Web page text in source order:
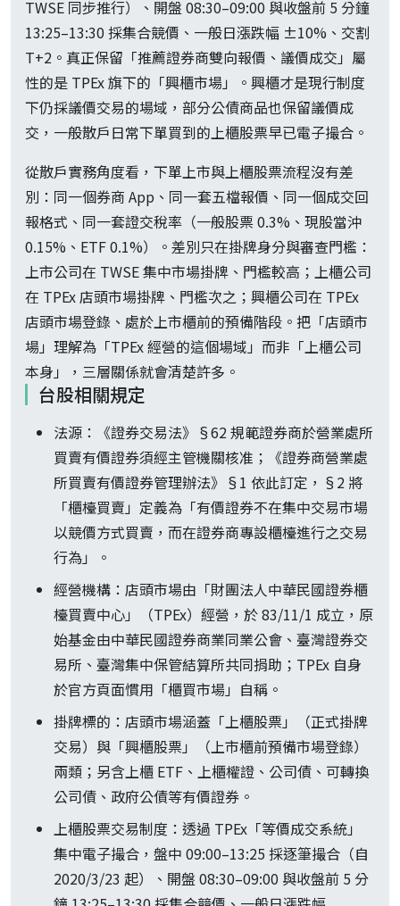
TWSE 同步推行）、開盤 08:30–09:00 與收盤前 5 分鐘
13:25–13:30 採集合競價、一般日漲跌幅 ±10%、交割
T+2。真正保留「推薦證券商雙向報價、議價成交」屬
性的是 TPEx 旗下的「興櫃市場」。興櫃才是現行制度
下仍採議價交易的場域，部分公債商品也保留議價成
交，一般散戶日常下單買到的上櫃股票早已電子撮合。
從散戶實務角度看，下單上市與上櫃股票流程沒有差
別：同一個券商 App、同一套五檔報價、同一個成交回
報格式、同一套證交稅率（一般股票 0.3%、現股當沖
0.15%、ETF 0.1%）。差別只在掛牌身分與審查門檻：
上市公司在 TWSE 集中市場掛牌、門檻較高；上櫃公司
在 TPEx 店頭市場掛牌、門檻次之；興櫃公司在 TPEx
店頭市場登錄、處於上市櫃前的預備階段。把「店頭市
場」理解為「TPEx 經營的這個場域」而非「上櫃公司
本身」，三層關係就會清楚許多。
台股相關規定
法源：《證券交易法》§62 規範證券商於營業處所
買賣有價證券須經主管機關核准；《證券商營業處
所買賣有價證券管理辦法》§1 依此訂定，§2 將
「櫃檯買賣」定義為「有價證券不在集中交易市場
以競價方式買賣，而在證券商專設櫃檯進行之交易
行為」。
經營機構：店頭市場由「財團法人中華民國證券櫃
檯買賣中心」（TPEx）經營，於 83/11/1 成立，原
始基金由中華民國證券商業同業公會、臺灣證券交
易所、臺灣集中保管結算所共同捐助；TPEx 自身
於官方頁面慣用「櫃買市場」自稱。
掛牌標的：店頭市場涵蓋「上櫃股票」（正式掛牌
交易）與「興櫃股票」（上市櫃前預備市場登錄）
兩類；另含上櫃 ETF、上櫃權證、公司債、可轉換
公司債、政府公債等有價證券。
上櫃股票交易制度：透過 TPEx「等價成交系統」
集中電子撮合，盤中 09:00–13:25 採逐筆撮合（自
2020/3/23 起）、開盤 08:30–09:00 與收盤前 5 分